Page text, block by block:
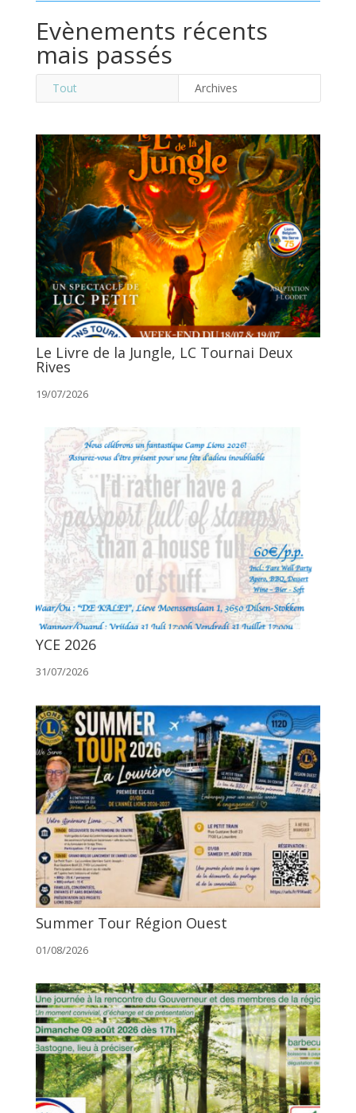
Evènements récents
mais passés
Tout Archives
Le Livre de la Jungle, LC Tournai Deux
Rives
19/07/2026
YCE 2026
31/07/2026
Summer Tour Région Ouest
01/08/2026